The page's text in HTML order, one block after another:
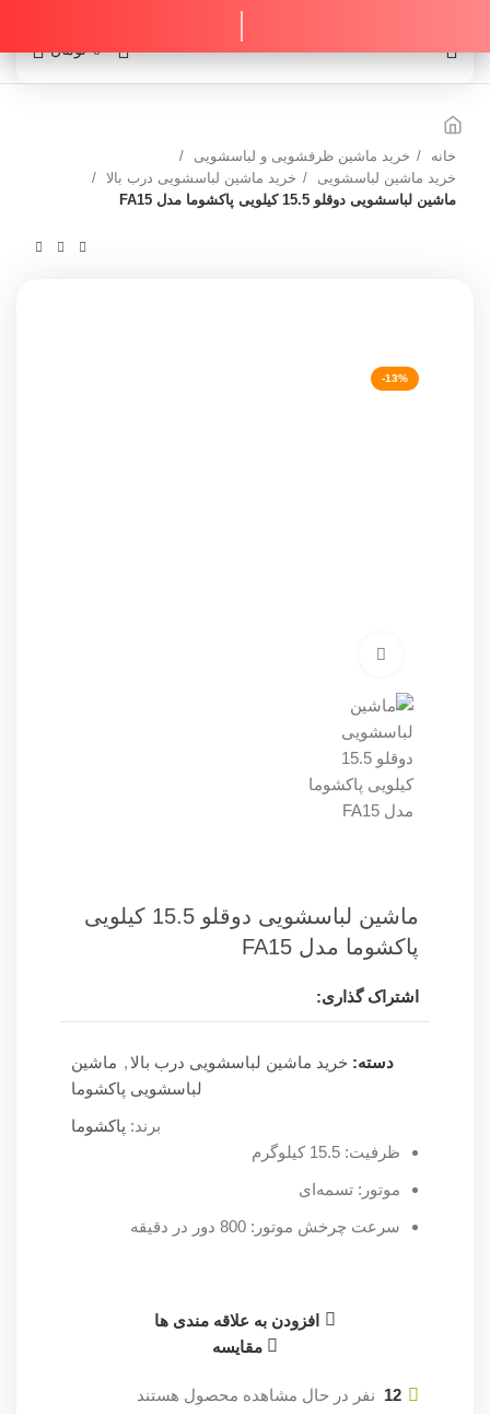
تومان 0
خانه
خرید ماشین ظرفشویی و لباسشویی
خرید ماشین لباسشویی
خرید ماشین لباسشویی درب بالا
ماشین لباسشویی دوقلو 15.5 کیلویی پاکشوما مدل FA15
-13%
ماشین لباسشویی دوقلو 15.5 کیلویی
پاکشوما مدل FA15
اشتراک گذاری:
دسته: خرید ماشین لباسشویی درب بالا , ماشین
لباسشویی پاکشوما
برند: پاکشوما
ظرفیت: 15.5 کیلوگرم
موتور: تسمه‌‌ای
سرعت چرخش موتور: 800 دور در دقیقه
افزودن به علاقه مندی ها
مقایسه
12 نفر در حال مشاهده محصول هستند